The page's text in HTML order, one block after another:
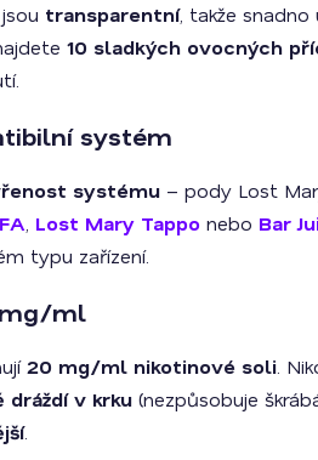
transparentní, takže
10 sladkých ovocných
systém
systému – pody Lost
Lost Mary Tappo nebo Bar
typu zařízení.
mg/ml
20 mg/ml nikotinové soli .
dráždí v krku (nezpůsobuje
.